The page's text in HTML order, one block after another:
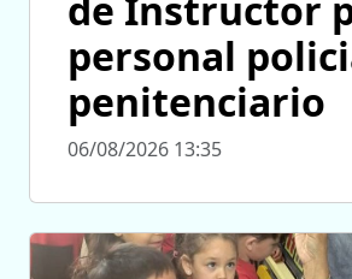
personal
penitenciario
06/08/2026 13:35